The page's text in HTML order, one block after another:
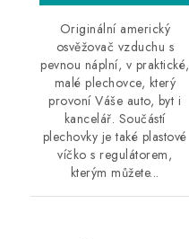
Originální americký
osvěžovač vzduchu s
pevnou náplní, v praktické,
malé plechovce, který
provoní Váše auto, byt i
kancelář. Součástí
plechovky je také plastové
víčko s regulátorem,
kterým můžete...